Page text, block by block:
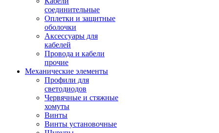
соединительные
Оплетки и защитные
оболочки
Аксессуары для
кабелей
Провода и кабели
прочие
Механические элементы
Профили для
светодиодов
Червячные и стяжные
хомуты
Винты
Винты установочные